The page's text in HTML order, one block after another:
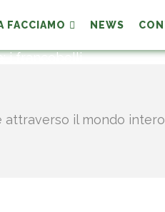
FACCIAMO NEWS
felice: i
attraverso il mondo